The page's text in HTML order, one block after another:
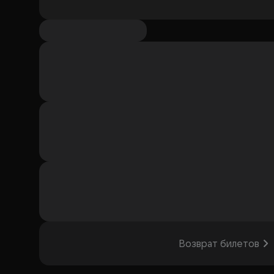
Возврат билетов